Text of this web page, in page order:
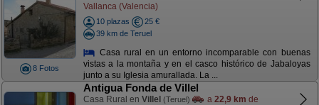
8 Fotos
Vallanca (Valencia)
10 plazas
25 €
39 km de Teruel
Casa rural en un entorno incomparable con buenas
vistas a la montaña y en el casco histórico de Jabaloyas
junto a su Iglesia amurallada. La ...
Antigua Fonda de Villel
Casa Rural en Villel (Teruel) a 22,9 km de